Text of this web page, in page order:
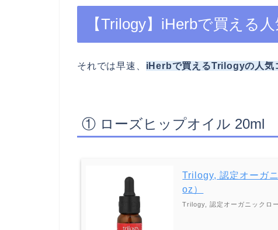
【Trilogy】iHerbで買える
それでは早速、 iHerbで買えるTrilogyの人気
① ローズヒップオイル 20ml
Trilogy, 認定オーガ
oz）
Trilogy, 認定オーガニックロ